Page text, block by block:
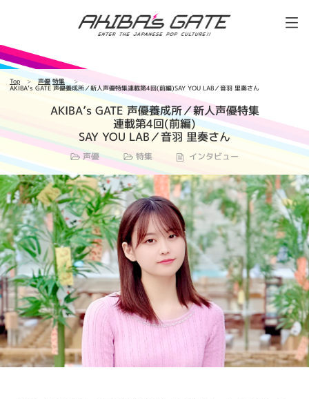
Top 声優 特集
AKIBA’s GATE 声優養成所／新人声優特集連載第4回(前編)SAY YOU LAB／音羽 里奏さん
AKIBA’s GATE 声優養成所／新人声優特集
連載第4回(前編)
SAY YOU LAB／音羽 里奏さん
声優 特集 インタビュー